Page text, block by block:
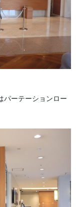
パーテーションロー